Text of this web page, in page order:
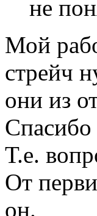
не
Мой
стрейч
они из
Спасибо
Т.е.
От
он.